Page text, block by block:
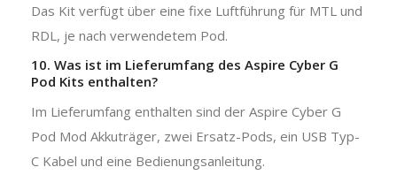
Das Kit verfügt über eine fixe Luftführung für MTL und
RDL, je nach verwendetem Pod.
10. Was ist im Lieferumfang des Aspire Cyber G
Pod Kits enthalten?
Im Lieferumfang enthalten sind der Aspire Cyber G
Pod Mod Akkuträger, zwei Ersatz-Pods, ein USB Typ-
C Kabel und eine Bedienungsanleitung.